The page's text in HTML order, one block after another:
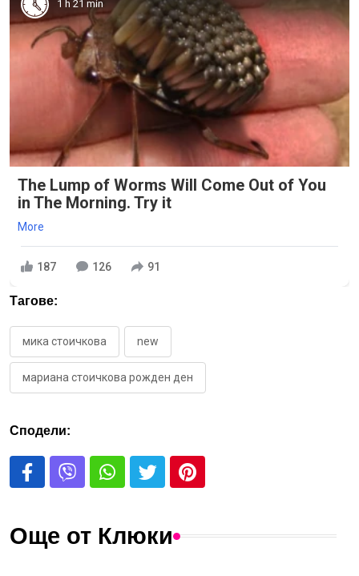
1 h 21 min
The Lump of Worms Will Come Out of You
in The Morning. Try it
More
187 126 91
Тагове:
мика стоичкова new
мариана стоичкова рожден ден
Сподели:
Още от Клюки